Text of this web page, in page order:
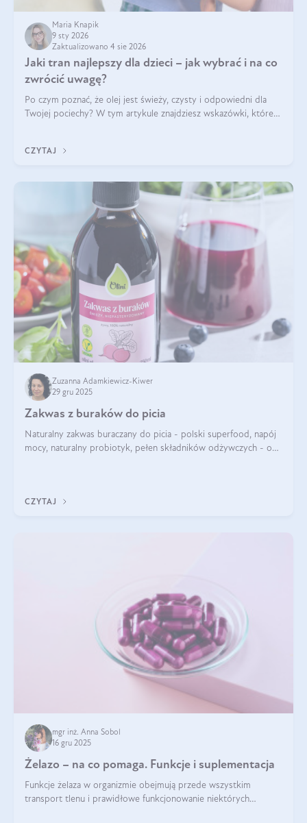
Maria Knapik
9 sty 2026
Zaktualizowano 4 sie 2026
Jaki tran najlepszy dla dzieci – jak wybrać i na co
zwrócić uwagę?
Po czym poznać, że olej jest świeży, czysty i odpowiedni dla
Twojej pociechy? W tym artykule znajdziesz wskazówki, które
CZYTAJ
Zuzanna Adamkiewicz-Kiwer
29 gru 2025
Zakwas z buraków do picia
Naturalny zakwas buraczany do picia - polski superfood, napój
mocy, naturalny probiotyk, pełen składników odżywczych - o
CZYTAJ
mgr inż. Anna Sobol
16 gru 2025
Żelazo – na co pomaga. Funkcje i suplementacja
Funkcje żelaza w organizmie obejmują przede wszystkim
transport tlenu i prawidłowe funkcjonowanie niektórych